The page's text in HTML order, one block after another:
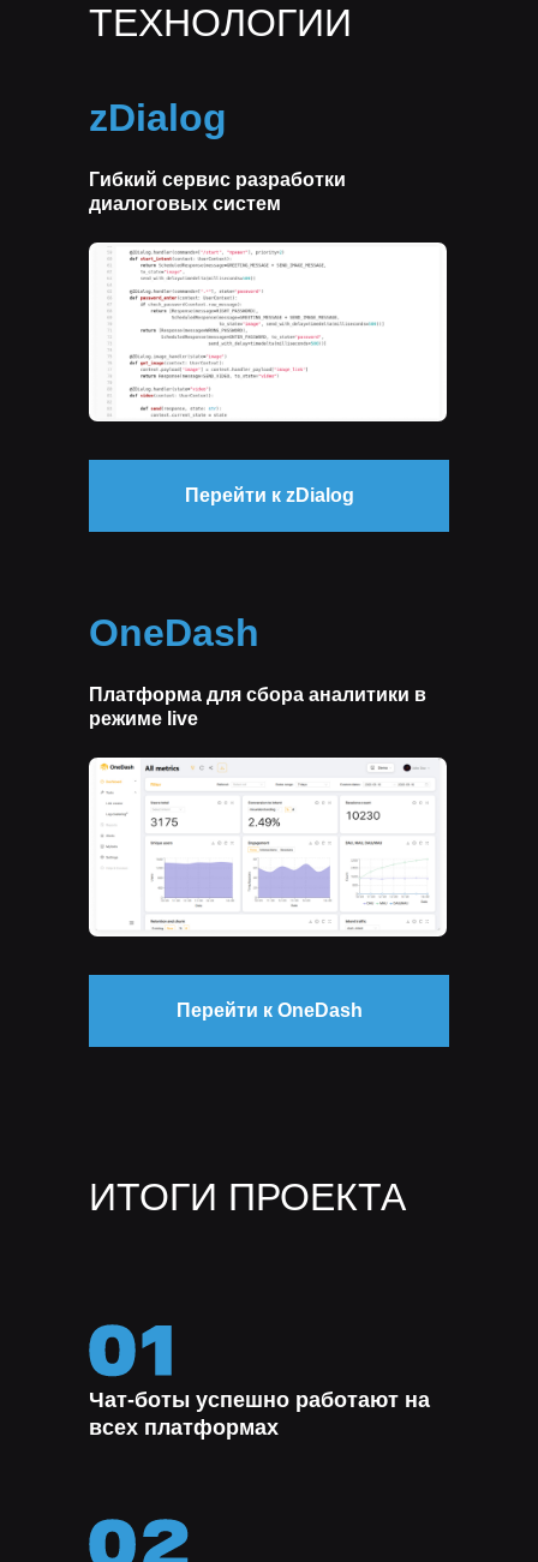
ТЕХНОЛОГИИ
zDialog
OneDash
Гибкий сервис разработки
диалоговых систем
Платформа для сбора аналитики в
режиме live
Перейти к zDialog
Перейти к OneDash
ИТОГИ ПРОЕКТА
Чат-боты успешно работают на
всех платформах